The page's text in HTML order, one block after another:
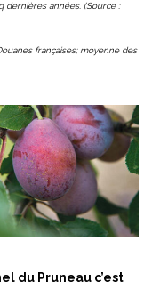
dernières années. (Source :
françaises; moyenne des
du Pruneau c’est